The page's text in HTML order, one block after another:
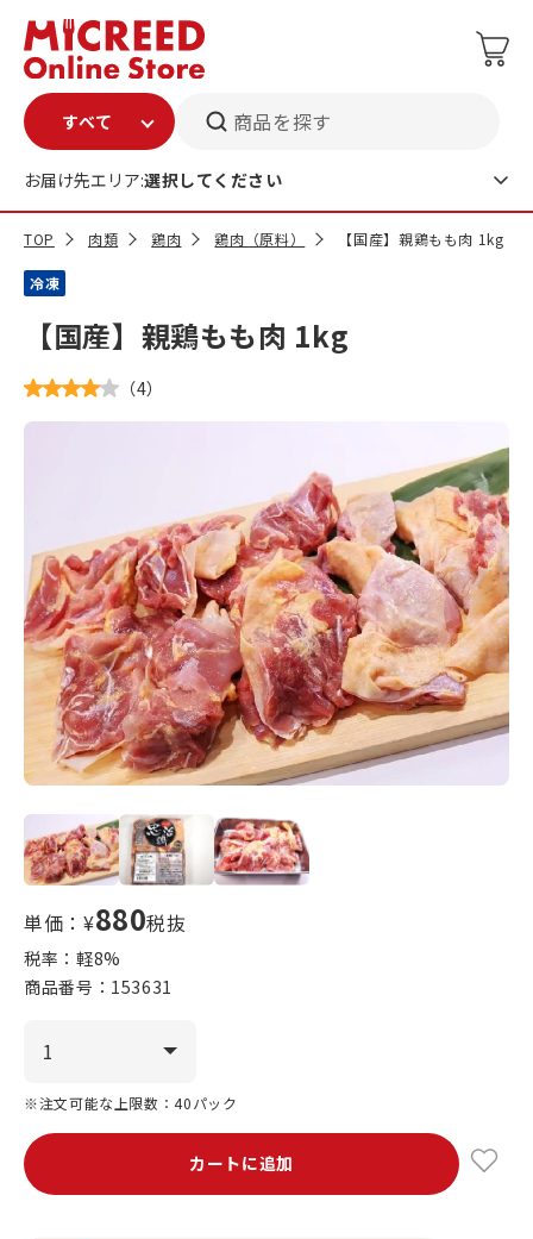
商品を探す
お届け先エリア:選択してください
TOP 肉類 鶏肉 鶏肉（原料） 【国産】親鶏もも肉 1kg
冷凍
【国産】親鶏もも肉 1kg
（4）
単価：¥880税抜
税率：軽8%
商品番号： 153631
※注文可能な上限数：40パック
カートに追加